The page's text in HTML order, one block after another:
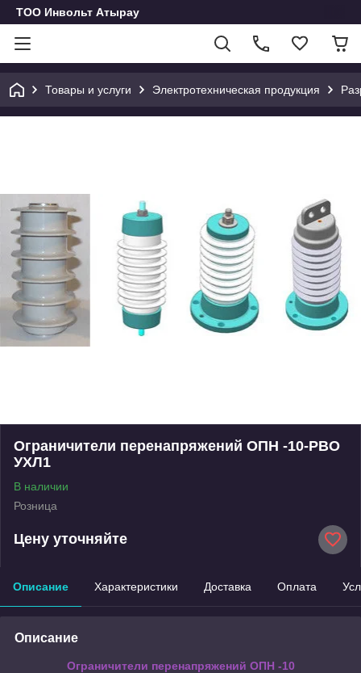
ТОО Инвольт Атырау
Товары и услуги Электротехническая продукция
Ограничители перенапряжений ОПН -10-РВО
УХЛ1
В наличии
Розница
Цену уточняйте
Описание Характеристики Доставка Оплата
Описание
Ограничители перенапряжений ОПН -10